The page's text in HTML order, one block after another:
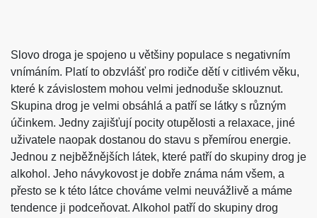
Slovo droga je spojeno u většiny populace s negativním
vnímáním. Platí to obzvlášť pro rodiče dětí v citlivém věku,
které k závislostem mohou velmi jednoduše sklouznut.
Skupina drog je velmi obsáhlá a patří se látky s různým
účinkem. Jedny zajišťují pocity otupělosti a relaxace, jiné
uživatele naopak dostanou do stavu s přemírou energie.
Jednou z nejběžnějších látek, které patří do skupiny drog je
alkohol. Jeho návykovost je dobře známa nám všem, a
přesto se k této látce chováme velmi neuvážlivě a máme
tendence ji podceňovat. Alkohol patří do skupiny drog